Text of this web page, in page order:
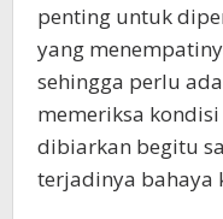
penting untuk
yang
sehingga perlu
memeriksa
dibiarkan begitu
terjadinya bahaya